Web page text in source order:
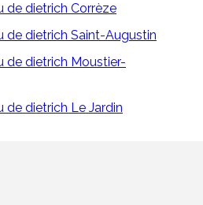
de dietrich Corrèze
de dietrich Saint-Augustin
de dietrich Moustier-
de dietrich Le Jardin